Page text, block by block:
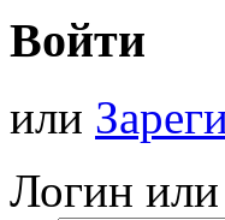
Войти
или
Логин или